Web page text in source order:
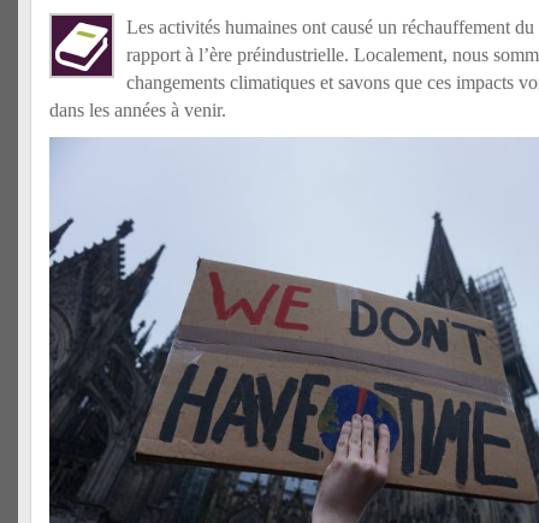
Les activités humaines ont causé un réchauffement
rapport à l’ère préindustrielle. Localement, nous
changements climatiques et savons que ces impacts
dans les années à venir.